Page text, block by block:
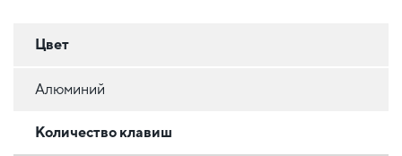
Цвет
Алюминий
Количество клавиш